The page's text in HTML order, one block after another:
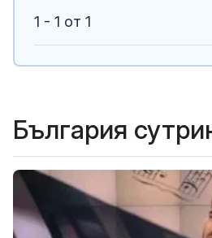
1 - 1 от 1
България